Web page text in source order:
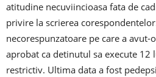
atitudine necuviincioasa fata de
privire la scrierea
necorespunzatoare pe care a avut-
aprobat ca detinutul sa execute 12
restrictiv. Ultima data a fost